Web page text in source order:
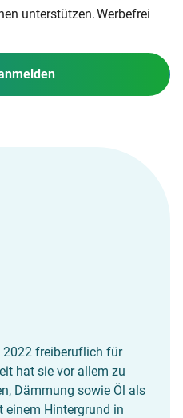
unterstützen. Werbefrei
2022 freiberuflich für
hat sie vor allem zu
Dämmung sowie Öl als
einem Hintergrund in